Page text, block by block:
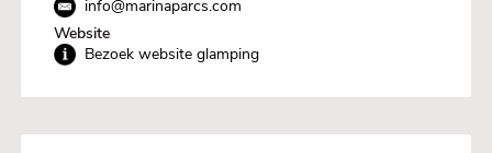
info@marinaparcs.com
Website
Bezoek website glamping